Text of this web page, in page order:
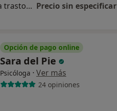
Tratamiento para trastorno disociativo Precio sin especificar
Opción de pago online
Sara del Pie
Psicóloga · Ver más
24 opiniones